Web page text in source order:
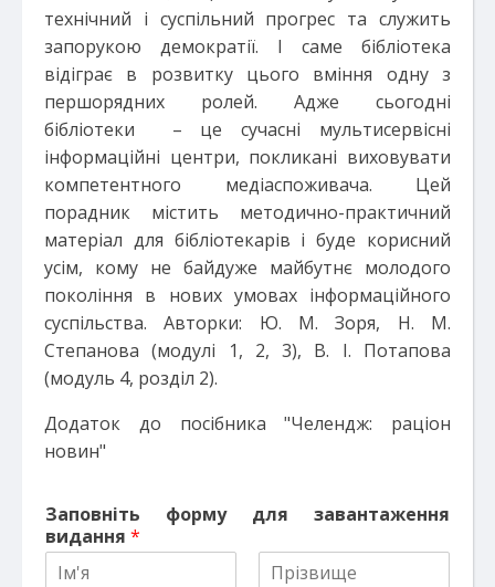
технічний і суспільний прогрес та служить
запорукою демократії. І саме бібліотека
відіграє в розвитку цього вміння одну з
першорядних ролей. Адже сьогодні
бібліотеки – це сучасні мультисервісні
інформаційні центри, покликані виховувати
компетентного медіаспоживача. Цей
порадник містить методично-практичний
матеріал для бібліотекарів і буде корисний
усім, кому не байдуже майбутнє молодого
покоління в нових умовах інформаційного
суспільства. Авторки: Ю. М. Зоря, Н. М.
Степанова (модулі 1, 2, 3), В. І. Потапова
(модуль 4, розділ 2).
Додаток до посібника "Челендж: раціон
новин"
Заповніть форму для завантаження
видання *